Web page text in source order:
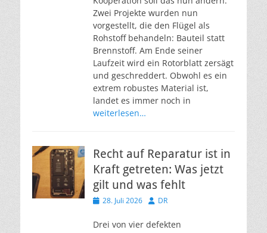
Zwei Projekte wurden nun
vorgestellt, die den Flügel als
Rohstoff behandeln: Bauteil statt
Brennstoff. Am Ende seiner
Laufzeit wird ein Rotorblatt zersägt
und geschreddert. Obwohl es ein
extrem robustes Material ist,
landet es immer noch in
weiterlesen…
Recht auf Reparatur ist in
Kraft getreten: Was jetzt
gilt und was fehlt
Veröffentlicht
28. Juli 2026 Autor
DR
Drei von vier defekten